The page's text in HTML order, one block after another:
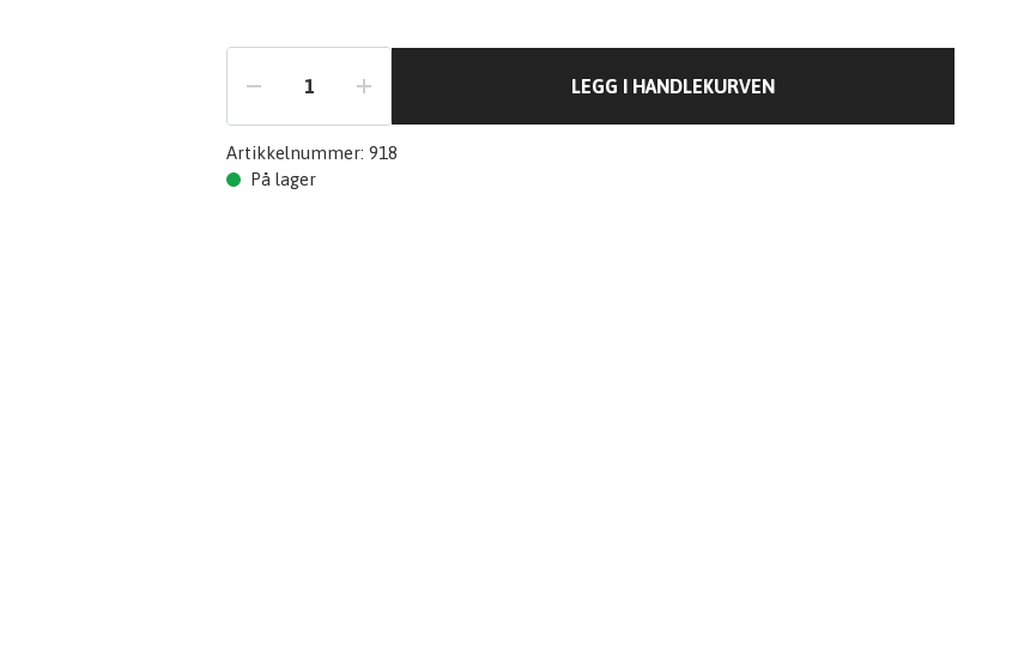
LEGG I HANDLEKURVEN
Artikkelnummer: 918
På lager